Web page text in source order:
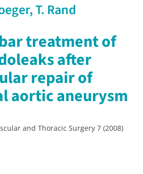
T. Rand
treatment of
after
repair of
aortic aneurysm
and Thoracic Surgery 7 (2008)